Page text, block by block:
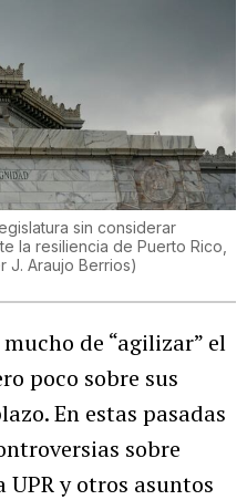
sin considerar
la resiliencia de Puerto Rico,
J. Araujo Berrios)
de “agilizar” el
poco sobre sus
En estas pasadas
sobre
y otros asuntos